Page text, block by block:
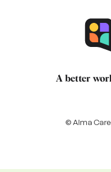
A better
© Alma